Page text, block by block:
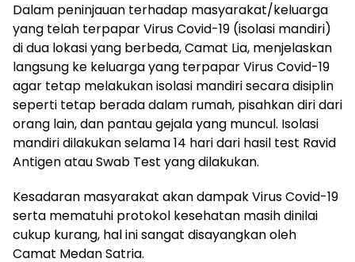
Dalam peninjauan terhadap masyarakat/keluarga
yang telah terpapar Virus Covid-19 (isolasi mandiri)
di dua lokasi yang berbeda, Camat Lia, menjelaskan
langsung ke keluarga yang terpapar Virus Covid-19
agar tetap melakukan isolasi mandiri secara disiplin
seperti tetap berada dalam rumah, pisahkan diri dari
orang lain, dan pantau gejala yang muncul. Isolasi
mandiri dilakukan selama 14 hari dari hasil test Ravid
Antigen atau Swab Test yang dilakukan.
Kesadaran masyarakat akan dampak Virus Covid-19
serta mematuhi protokol kesehatan masih dinilai
cukup kurang, hal ini sangat disayangkan oleh
Camat Medan Satria.